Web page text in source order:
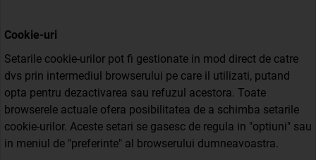
Cookie-uri
Setarile cookie-urilor pot fi gestionate in mod direct de catre
dvs prin intermediul browserului pe care il utilizati, putand
opta pentru dezactivarea sau refuzul acestora. Toate
browserele actuale ofera posibilitatea de a schimba setarile
cookie-urilor. Aceste setari se gasesc de regula in "optiuni" sau
in meniul de "preferinte" al browserului dumneavoastra.